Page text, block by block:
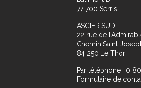
77 700 Serris
ASCIER SUD
22 rue de
Chemin Saint-
84 250 Le Thor
Par téléphone : 0
Formulaire de